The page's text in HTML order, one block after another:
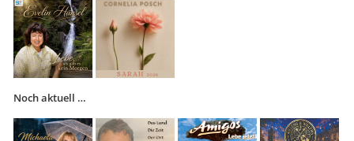
Noch aktuell …